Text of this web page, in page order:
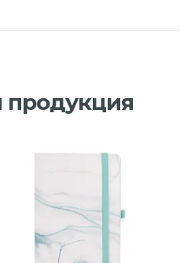
продукция